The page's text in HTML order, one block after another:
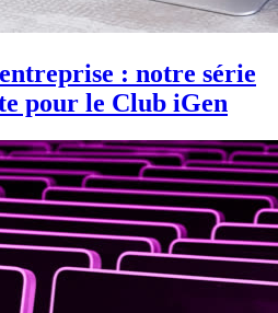
: notre série
pour le Club iGen